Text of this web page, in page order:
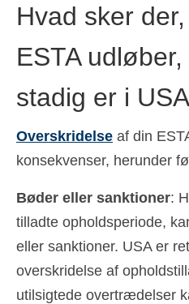
Hvad sker
ESTA
stadig er i
Overskridelse af din
konsekvenser, herunder
Bøder eller sanktioner:
tilladte opholdsperiode,
eller sanktioner. USA er
overskridelse af
utilsigtede overtrædelser